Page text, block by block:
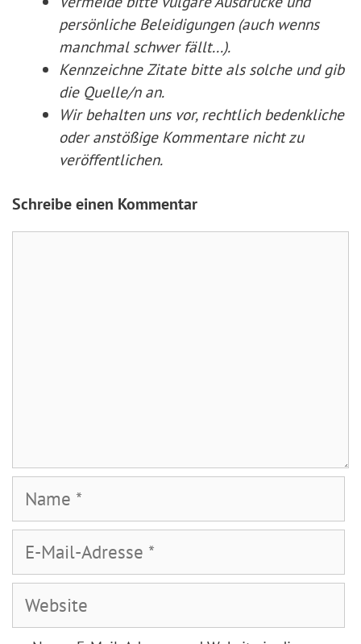
persönliche Beleidigungen (auch wenns
manchmal schwer fällt...).
Kennzeichne Zitate bitte als solche und gib
die Quelle/n an.
Wir behalten uns vor, rechtlich bedenkliche
oder anstößige Kommentare nicht zu
veröffentlichen.
Schreibe einen Kommentar
Mail-
Adresse